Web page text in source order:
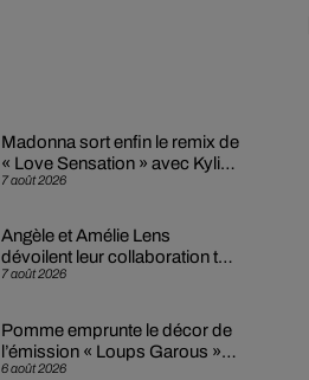
7 août 2026
Madonna sort enfin le remix de
« Love Sensation » avec Kylie
Minogue
7 août 2026
Angèle et Amélie Lens
dévoilent leur collaboration tant
attendue
6 août 2026
Pomme emprunte le décor de
l’émission « Loups Garous »
pour son...